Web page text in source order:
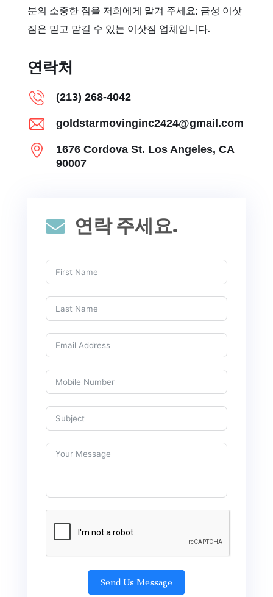
 연락 주세요.
Send Us Message
분의 소중한 짐을 저희에게 맡겨 주세요; 금성 이삿
짐은 밑고 맡길 수 있는 이삿짐 업체입니다.
연락처
(213) 268-4042
goldstarmovinginc2424@gmail.com
1676 Cordova St. Los Angeles, CA
90007